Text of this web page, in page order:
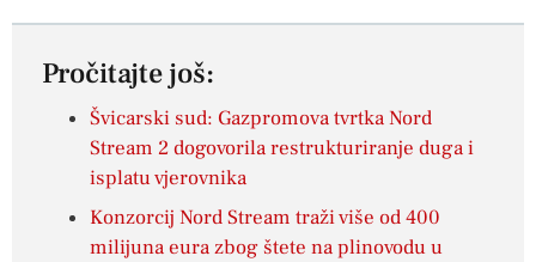
Pročitajte još:
Švicarski sud: Gazpromova tvrtka Nord
Stream 2 dogovorila restrukturiranje duga i
isplatu vjerovnika
Konzorcij Nord Stream traži više od 400
milijuna eura zbog štete na plinovodu u